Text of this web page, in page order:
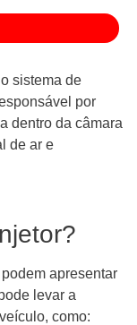
sistema de
por
dentro da câmara
de ar e
apresentar
levar a
como: